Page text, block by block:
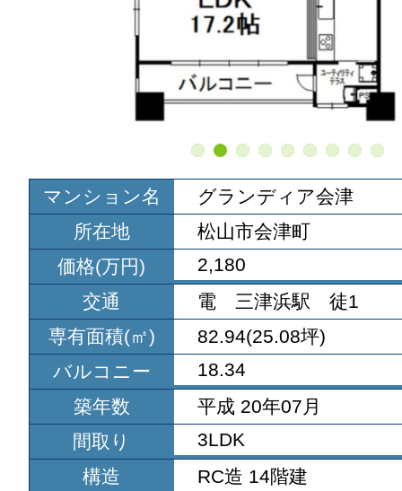
マンション名
グランディア会津
所在地
松山市会津町
価格(万円)
2,180
交通
電 三津浜駅 徒1
専有面積(㎡)
82.94(25.08坪)
バルコニー
18.34
築年数
平成 20年07月
間取り
3LDK
構造
RC造 14階建